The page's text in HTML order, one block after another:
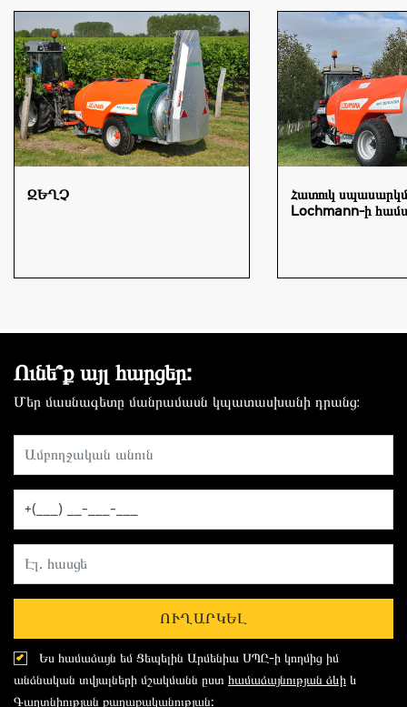
ԶԵՂՉ
Հատուկ
Lochmann-ի
Ունե՞ք այլ հարցեր:
Մեր մասնագետը մանրամասն կպատասխանի դրանց։
ՈՒՂԱՐԿԵԼ
Ես համաձայն եմ Ցեպելին Արմենիա ՍՊԸ-ի կողմից իմ
անձնական տվյալների մշակմանն ըստ համաձայնության ձևի և
Գաղտնիության քաղաքականության: